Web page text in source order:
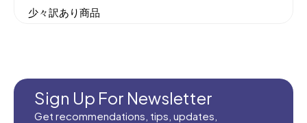
少々訳あり商品
新商品入荷
Sign Up For Newsletter
Get recommendations, tips, updates,